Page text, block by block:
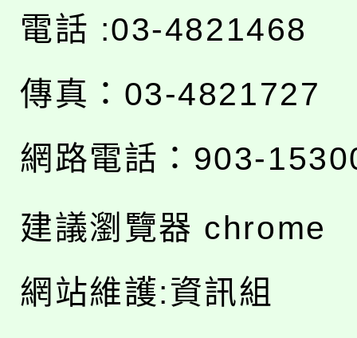
電話 :03-4821468
傳真：03-4821727
網路電話：903-
建議瀏覽器 chrome
網站維護:資訊組